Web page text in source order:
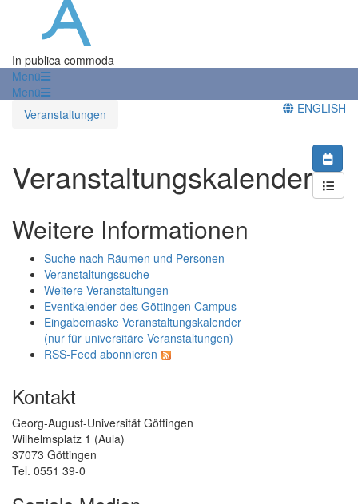
In publica commoda
Menü
Menü
Veranstaltungen
ENGLISH
Veranstaltungskalender
Weitere Informationen
Suche nach Räumen und Personen
Veranstaltungssuche
Weitere Veranstaltungen
Eventkalender des Göttingen Campus
Eingabemaske Veranstaltungskalender
(nur für universitäre Veranstaltungen)
RSS-Feed abonnieren
Kontakt
Georg-August-Universität Göttingen
Wilhelmsplatz 1 (Aula)
37073 Göttingen
Tel. 0551 39-0